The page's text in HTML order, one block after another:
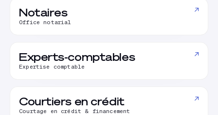
Notaires
Office notarial
↗
Experts-comptables
Expertise comptable
↗
Courtiers en crédit
Courtage en crédit & financement
↗